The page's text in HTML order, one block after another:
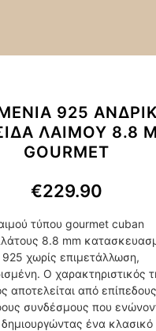
925
ΛΑΙΜΟΎ 8.8
GOURMET
€229.90
τύπου gourmet cuban
8.8 mm
χωρίς επιμετάλλωση,
Ο χαρακτηριστικός
αποτελείται από
συνδέσμους που
ένα κλασικό